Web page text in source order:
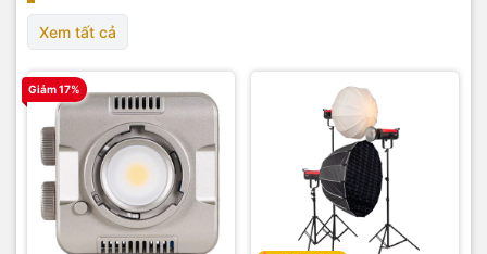
Xem tất cả
Giảm 17%